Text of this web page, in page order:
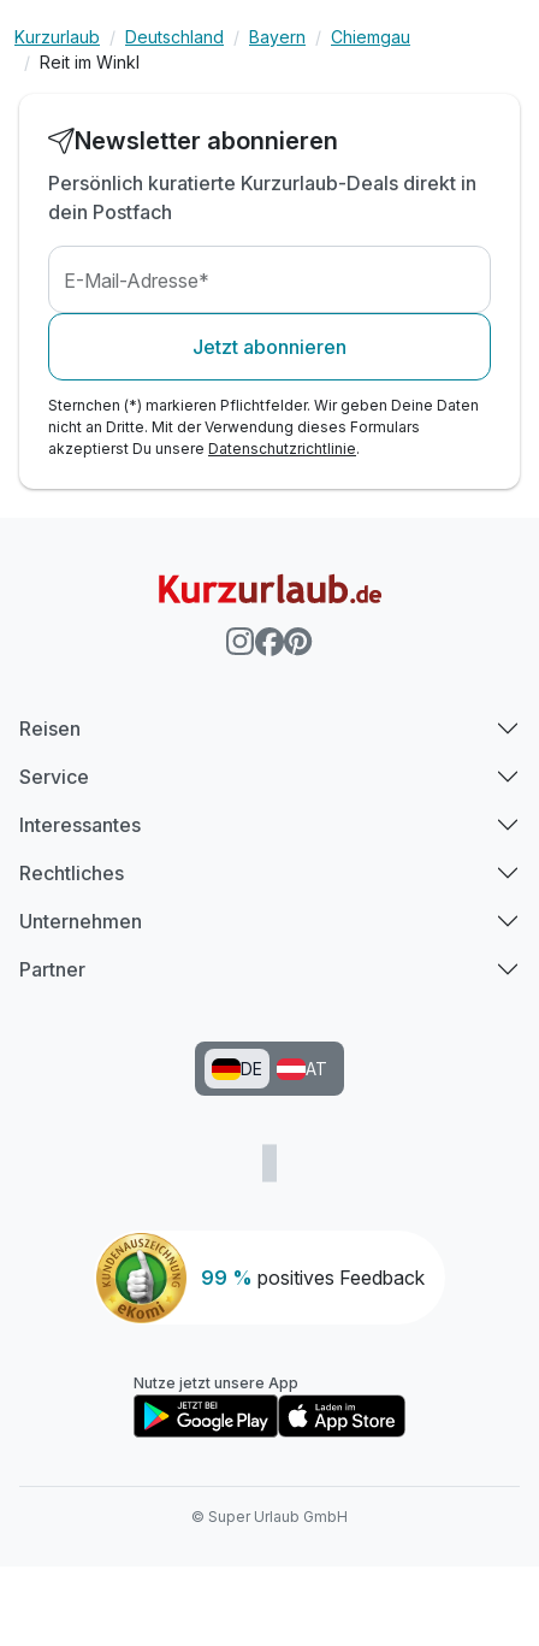
Lunchpaket für einen Tag
tägl. 1 x Nutzung Mautstrasse Winklmoosalm
inkl. Fahrt mit dem Wanderbus*
inkl. Tourentagebuch*
Nutzung der Loipen und der gewalzten
Winterwege*
inkl. Flauschiger Bademantel im Zimmer
inkl. Nutzung der Sauna im Hotel
Kurzurlaub Deutschland Bayern
Chiemgau
Reit im Winkl
Newsletter abonnieren
Persönlich kuratierte Kurzurlaub-Deals direkt in
dein Postfach
E-Mail-Adresse*
Jetzt abonnieren
Sternchen (*) markieren Pflichtfelder. Wir geben Deine Daten
nicht an Dritte. Mit der Verwendung dieses Formulars
akzeptierst Du unsere Datenschutzrichtlinie.
99 % positives Feedback
Reisen
Service
Interessantes
Rechtliches
Unternehmen
Partner
DE AT
Nutze jetzt unsere App
© Super Urlaub GmbH